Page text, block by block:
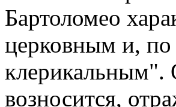
Бартоломео
церковным и,
клерикальным".
возносится,